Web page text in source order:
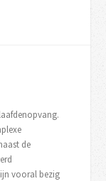
de
vooral bezig